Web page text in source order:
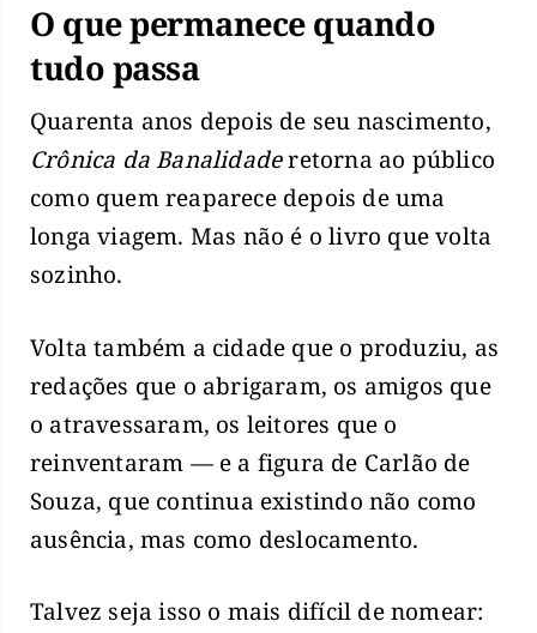
O que permanece quando
tudo passa
Quarenta anos depois de seu nascimento,
Crônica da Banalidaderetorna ao público
como quem reaparece depois de uma
longa viagem. Mas não é o livro que volta
sozinho.
Volta também a cidade que o produziu, as
redações que o abrigaram, os amigos que
o atravessaram, os leitores que o
reinventaram — e a figura de Carlão de
Souza, que continua existindo não como
ausência, mas como deslocamento.
Talvez seja isso o mais difícil de nomear: